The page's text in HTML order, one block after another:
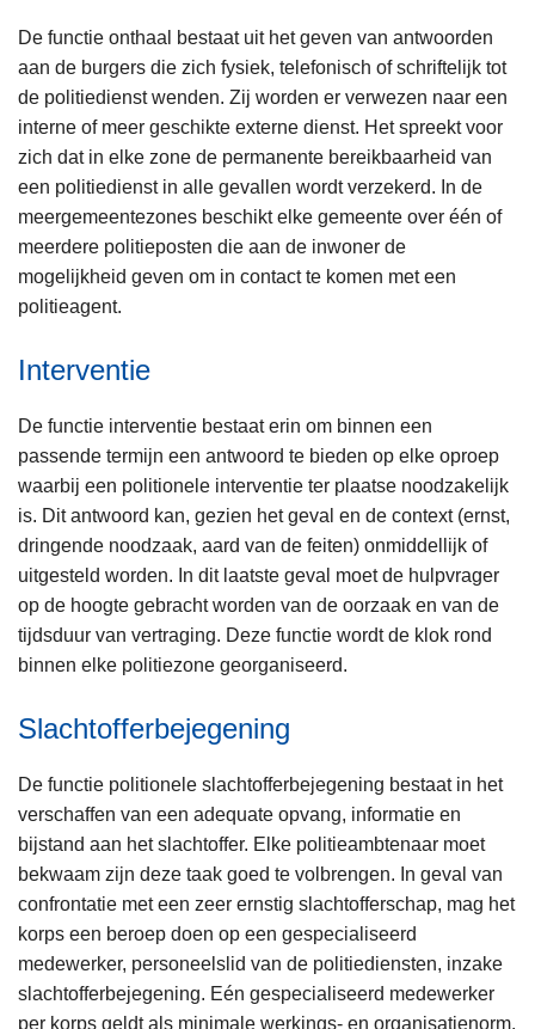
De functie onthaal bestaat uit het geven van antwoorden
aan de burgers die zich fysiek, telefonisch of schriftelijk tot
de politiedienst wenden. Zij worden er verwezen naar een
interne of meer geschikte externe dienst. Het spreekt voor
zich dat in elke zone de permanente bereikbaarheid van
een politiedienst in alle gevallen wordt verzekerd. In de
meergemeentezones beschikt elke gemeente over één of
meerdere politieposten die aan de inwoner de
mogelijkheid geven om in contact te komen met een
politieagent.
Interventie
De functie interventie bestaat erin om binnen een
passende termijn een antwoord te bieden op elke oproep
waarbij een politionele interventie ter plaatse noodzakelijk
is. Dit antwoord kan, gezien het geval en de context (ernst,
dringende noodzaak, aard van de feiten) onmiddellijk of
uitgesteld worden. In dit laatste geval moet de hulpvrager
op de hoogte gebracht worden van de oorzaak en van de
tijdsduur van vertraging. Deze functie wordt de klok rond
binnen elke politiezone georganiseerd.
Slachtofferbejegening
De functie politionele slachtofferbejegening bestaat in het
verschaffen van een adequate opvang, informatie en
bijstand aan het slachtoffer. Elke politieambtenaar moet
bekwaam zijn deze taak goed te volbrengen. In geval van
confrontatie met een zeer ernstig slachtofferschap, mag het
korps een beroep doen op een gespecialiseerd
medewerker, personeelslid van de politiediensten, inzake
slachtofferbejegening. Eén gespecialiseerd medewerker
per korps geldt als minimale werkings- en organisatienorm.